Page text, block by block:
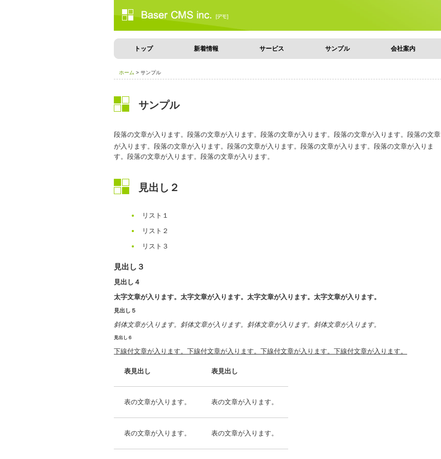
トップ 新着情報 サービス サンプル 会社案内
ホーム > サンプル
サンプル
段落の文章が入ります。 段落の文章が入ります。段落の文章が入ります。段落の文章が入ります。段落の文章
が入ります。段落の文章が入ります。段落の文章が入ります。段落の文章が入ります。段落の文章が入りま
す。段落の文章が入ります。段落の文章が入ります。
見出し２
リスト１
リスト２
リスト３
見出し３
見出し４
太字文章が入ります。太字文章が入ります。太字文章が入ります。太字文章が入ります。
見出し５
斜体文章が入ります。斜体文章が入ります。斜体文章が入ります。斜体文章が入ります。
見出し６
下線付文章が入ります。下線付文章が入ります。下線付文章が入ります。下線付文章が入ります。
表見出し 表見出し
表の文章が入ります。 表の文章が入ります。
表の文章が入ります。 表の文章が入ります。